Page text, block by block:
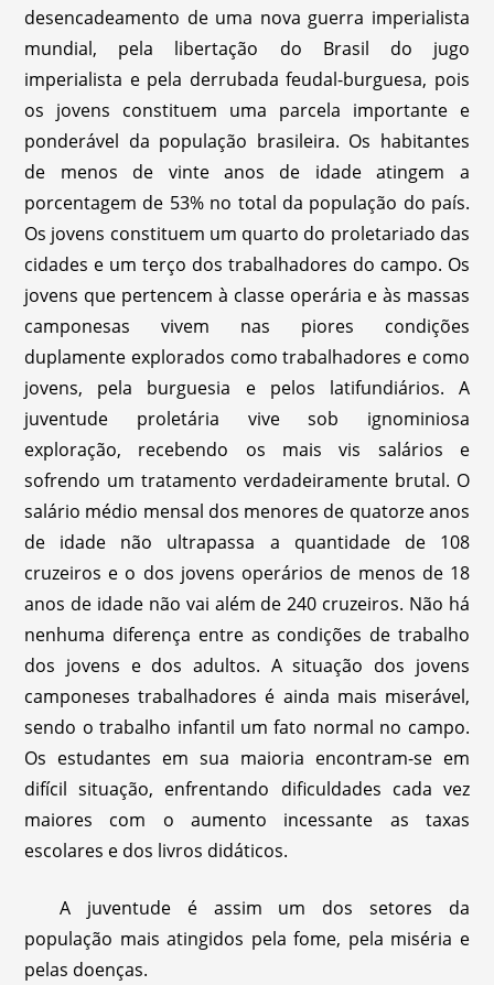
desencadeamento de uma nova guerra imperialista
mundial, pela libertação do Brasil do jugo
imperialista e pela derrubada feudal-burguesa, pois
os jovens constituem uma parcela importante e
ponderável da população brasileira. Os habitantes
de menos de vinte anos de idade atingem a
porcentagem de 53% no total da população do país.
Os jovens constituem um quarto do proletariado das
cidades e um terço dos trabalhadores do campo. Os
jovens que pertencem à classe operária e às massas
camponesas vivem nas piores condições
duplamente explorados como trabalhadores e como
jovens, pela burguesia e pelos latifundiários. A
juventude proletária vive sob ignominiosa
exploração, recebendo os mais vis salários e
sofrendo um tratamento verdadeiramente brutal. O
salário médio mensal dos menores de quatorze anos
de idade não ultrapassa a quantidade de 108
cruzeiros e o dos jovens operários de menos de 18
anos de idade não vai além de 240 cruzeiros. Não há
nenhuma diferença entre as condições de trabalho
dos jovens e dos adultos. A situação dos jovens
camponeses trabalhadores é ainda mais miserável,
sendo o trabalho infantil um fato normal no campo.
Os estudantes em sua maioria encontram-se em
difícil situação, enfrentando dificuldades cada vez
maiores com o aumento incessante as taxas
escolares e dos livros didáticos.
A juventude é assim um dos setores da
população mais atingidos pela fome, pela miséria e
pelas doenças.